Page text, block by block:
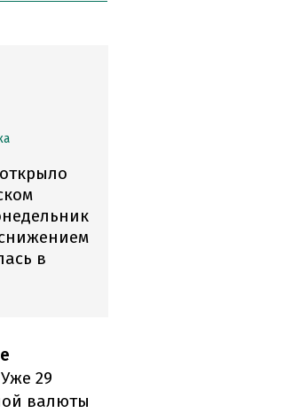
в
Уже 29
валюты